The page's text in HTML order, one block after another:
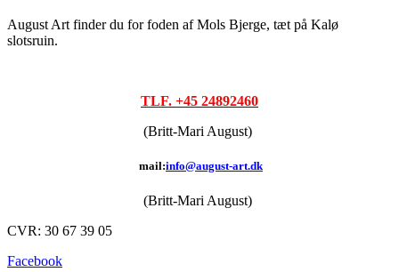
August Art finder du for foden af Mols Bjerge, tæt på Kalø
slotsruin.
TLF. +45 24892460
(Britt-Mari August)
mail:info@august-art.dk
(Britt-Mari August)
CVR: 30 67 39 05
Facebook